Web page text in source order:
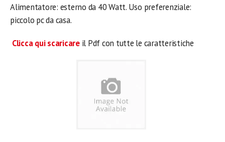
Alimentatore: esterno da 40 Watt. Uso preferenziale:
piccolo pc da casa.
Clicca qui scaricareil Pdf con tutte le caratteristiche